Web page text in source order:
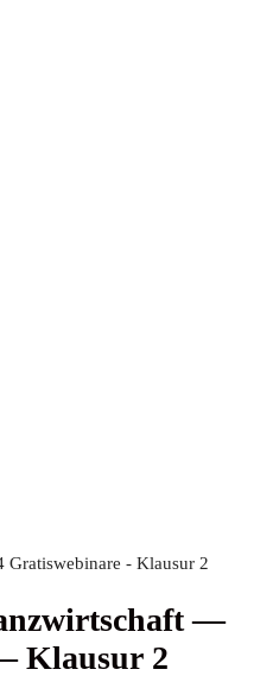
Gratiswebinare - Klausur 2
—
Klau­sur 2